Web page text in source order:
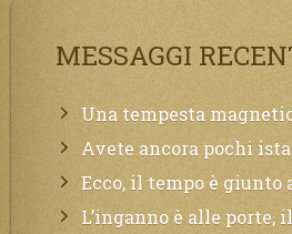
MESSAGGI
Una tempesta magnetica è in corso, questa generazione patirà. Il black out
Avete ancora pochi istanti per convertirvi, non perdete tempo, la sciagura arriverà
Ecco, il tempo è giunto all’unione del Padre con il figlio,
L’inganno è alle porte, il disordine degli ordinati urlerà perdono,